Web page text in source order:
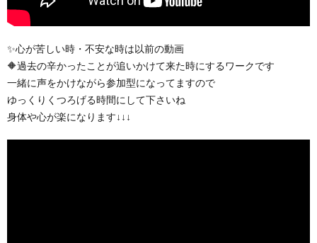
✨心が苦しい時・不安な時は以前の動画
🔶過去の辛かったことが追いかけて来た時にするワークです
一緒に声をかけながら参加型になってますので
ゆっくりくつろげる時間にして下さいね
身体や心が楽になります↓↓↓